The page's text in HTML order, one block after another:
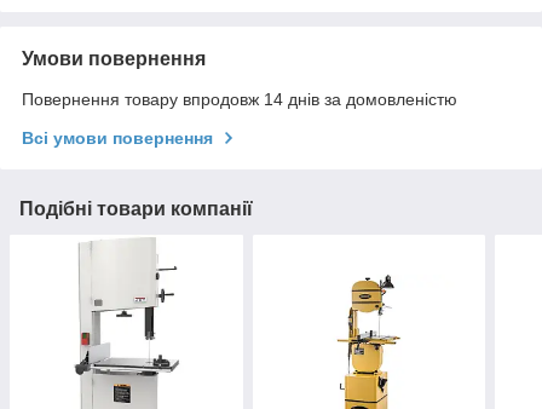
Умови повернення
Повернення товару впродовж 14 днів за домовленістю
Всі умови повернення
Подібні товари компанії